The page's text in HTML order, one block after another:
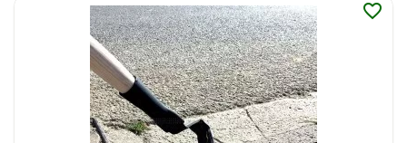
favorite_border